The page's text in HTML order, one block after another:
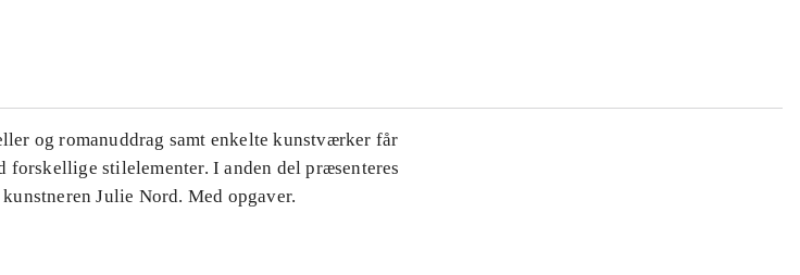
og romanuddrag samt enkelte kunstværker får
stilelementer. I anden del præsenteres
Julie Nord. Med opgaver.